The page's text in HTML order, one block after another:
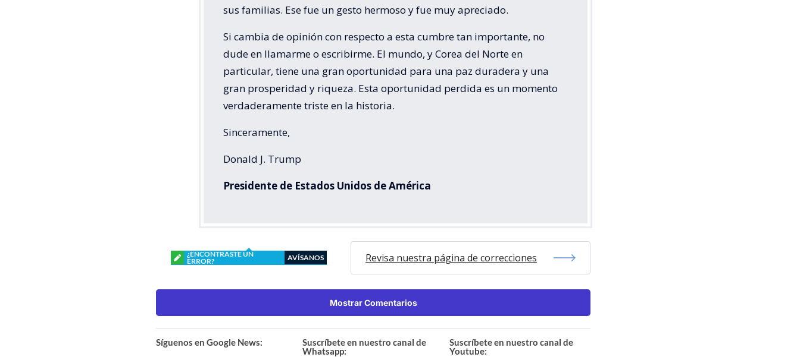
sus familias. Ese fue un gesto hermoso y fue muy apreciado.
Si cambia de opinión con respecto a esta cumbre tan importante, no
dude en llamarme o escribirme. El mundo, y Corea del Norte en
particular, tiene una gran oportunidad para una paz duradera y una
gran prosperidad y riqueza. Esta oportunidad perdida es un momento
verdaderamente triste en la historia.
Sinceramente,
Donald J. Trump
Presidente de Estados Unidos de América
¿ENCONTRASTE UN
ERROR?
AVÍSANOS Revisa nuestra página de correcciones
Mostrar Comentarios
Síguenos en Google News:
Suscríbete en nuestro canal de
Whatsapp:
Suscríbete en nuestro canal de
Youtube: